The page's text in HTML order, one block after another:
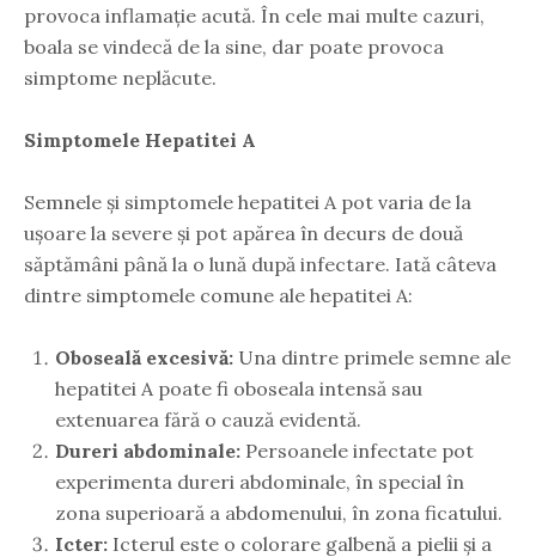
provoca inflamație acută. În cele mai multe cazuri,
boala se vindecă de la sine, dar poate provoca
simptome neplăcute.
Simptomele Hepatitei A
Semnele și simptomele hepatitei A pot varia de la
ușoare la severe și pot apărea în decurs de două
săptămâni până la o lună după infectare. Iată câteva
dintre simptomele comune ale hepatitei A:
Oboseală excesivă: Una dintre primele semne ale
hepatitei A poate fi oboseala intensă sau
extenuarea fără o cauză evidentă.
Dureri abdominale: Persoanele infectate pot
experimenta dureri abdominale, în special în
zona superioară a abdomenului, în zona ficatului.
Icter: Icterul este o colorare galbenă a pielii și a